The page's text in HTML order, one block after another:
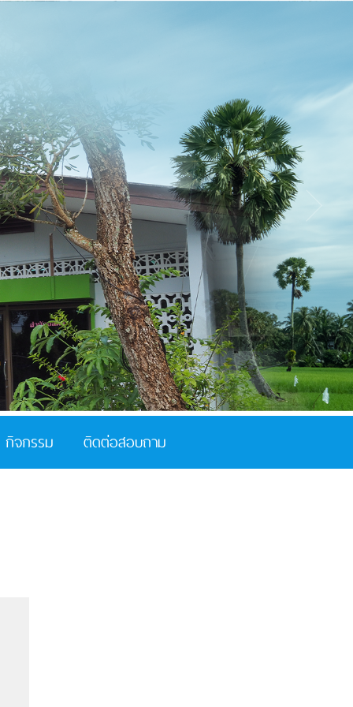
กิจกรรม ติดต่อสอบถาม